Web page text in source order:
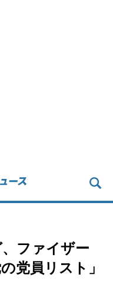
ファイザー
党員リスト」